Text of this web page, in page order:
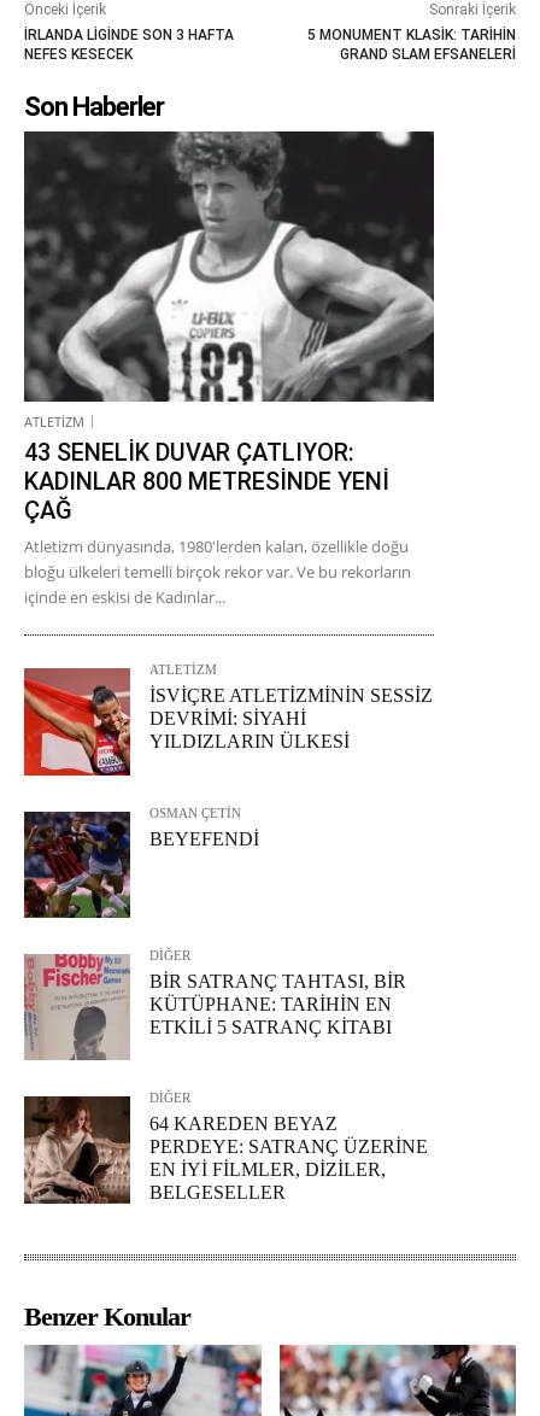
Önceki İçerik
İRLANDA LİGİNDE SON 3 HAFTA
NEFES KESECEK
Sonraki İçerik
5 MONUMENT KLASİK: TARİHİN
GRAND SLAM EFSANELERİ
Son Haberler
ATLETİZM
43 SENELİK DUVAR ÇATLIYOR:
KADINLAR 800 METRESİNDE YENİ
ÇAĞ
Atletizm dünyasında, 1980'lerden kalan, özellikle doğu
bloğu ülkeleri temelli birçok rekor var. Ve bu rekorların
içinde en eskisi de Kadınlar...
ATLETİZM
İSVİÇRE ATLETİZMİNİN SESSİZ
DEVRİMİ: SİYAHİ
YILDIZLARIN ÜLKESİ
OSMAN ÇETİN
BEYEFENDİ
DİĞER
BİR SATRANÇ TAHTASI, BİR
KÜTÜPHANE: TARİHİN EN
ETKİLİ 5 SATRANÇ KİTABI
DİĞER
64 KAREDEN BEYAZ
PERDEYE: SATRANÇ ÜZERİNE
EN İYİ FİLMLER, DİZİLER,
BELGESELLER
Benzer Konular